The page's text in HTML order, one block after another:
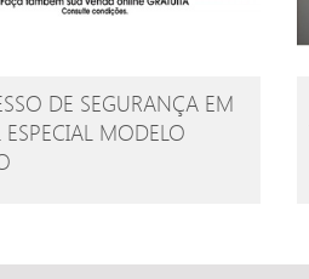
DE SEGURANÇA EM
ESPECIAL MODELO